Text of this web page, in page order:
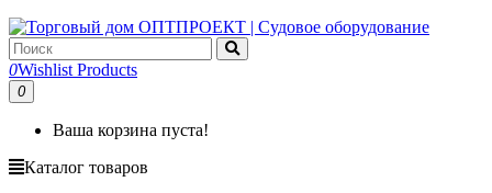
0Wishlist Products
0
Ваша корзина пуста!
Каталог товаров